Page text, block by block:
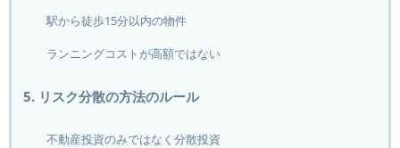
駅から徒歩15分以内の物件
ランニングコストが高額ではない
5. リスク分散の方法のルール
不動産投資のみではなく分散投資